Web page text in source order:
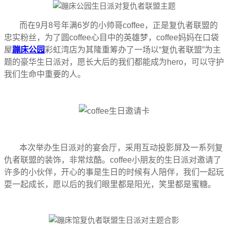
而在9月8号年满6岁的小帅哥coffee，正是复仇者联盟的
忠实粉丝，为了圆coffee心目中的英雄梦，coffee妈妈在口袋
屋蹦床公园彩虹湾店为其隆重筹办了一场以“复仇者联盟”为主
题的豪华生日派对，愿长大后的我们都能成为hero，可以守护
我们生命中重要的人。
本次举办生日派对的宴会厅，采用互动投影屏及一系列复
仇者联盟的装饰，非常炫酷。coffee小朋友的生日派对邀请了
许多的小伙伴，开心的事是生日的时候有人陪伴，我们一起玩
耍一起成长，愿以后的我们眼里都是阳光，笑里都是蜜糖。